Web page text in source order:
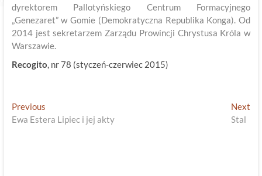
dyrektorem Pallotyńskiego Centrum Formacyjnego
„Genezaret” w Gomie (Demokratyczna Republika Konga). Od
2014 jest sekretarzem Zarządu Prowincji Chrystusa Króla w
Warszawie.
Recogito , nr 78 (styczeń-czerwiec 2015)
Nawigacja
wpisu
PreviousPrevious
post:
Ewa Estera Lipiec i jej akty
Next
Stal